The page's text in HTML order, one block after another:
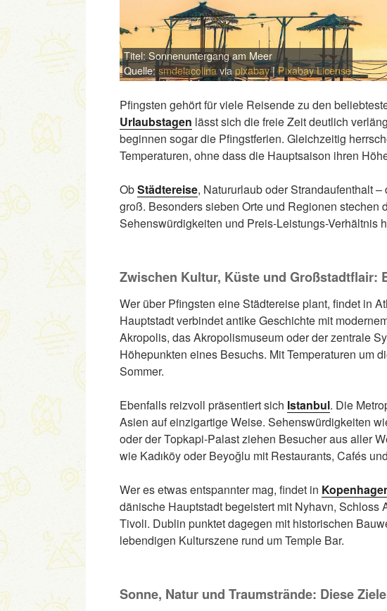
Titel: Sonnenuntergang am Meer
Quelle:smdelacolinaviapixabay|Pixabay License
Pfingsten gehört für viele Reisende zu den
Urlaubstagen lässt sich die freie Zeit deutlich
beginnen sogar die Pfingstferien. Gleichzeitig
Temperaturen, ohne dass die Hauptsaison ihren
ObStädtereise, Natururlaub oder Strandaufenthalt
groß. Besonders sieben Orte und Regionen stechen
Sehenswürdigkeiten und Preis-Leistungs-Verhältnis
Zwischen Kultur, Küste und Großstadtflair:
Wer über Pfingsten eine Städtereise plant, findet in
Hauptstadt verbindet antike Geschichte mit
Akropolis, das Akropolismuseum oder der zentrale
Höhepunkten eines Besuchs. Mit Temperaturen um
Sommer.
Ebenfalls reizvoll präsentiert sich Istanbul. Die
Asien auf einzigartige Weise. Sehenswürdigkeiten
oder der Topkapi-Palast ziehen Besucher aus aller
wie Kadıköy oder Beyoğlu mit Restaurants, Cafés
Wer es etwas entspannter mag, findet in
dänische Hauptstadt begeistert mit Nyhavn, Schloss
Tivoli. Dublin punktet dagegen mit historischen
lebendigen Kulturszene rund um Temple Bar.
Sonne, Natur und Traumstrände: Diese